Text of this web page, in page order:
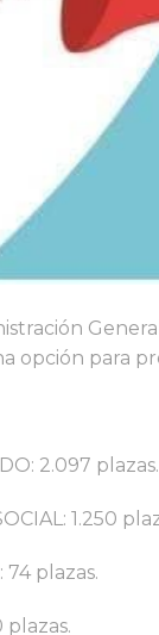
opción para
2.097 plazas.
1.250
74 plazas.
plazas.